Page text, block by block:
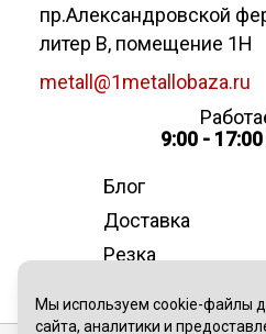
пр.Александровской
литер В, помещение 1Н
metall@1metallobaza.ru
9:00 -
Блог
Доставка
Резка
Мы используем cookie-файлы
сайта, аналитики и